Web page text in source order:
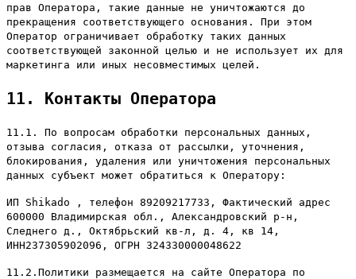
прав Оператора, такие данные не уничтожаются до
прекращения соответствующего основания. При этом
Оператор ограничивает обработку таких данных
соответствующей законной целью и не использует их для
маркетинга или иных несовместимых целей.
11. Контакты Оператора
11.1. По вопросам обработки персональных данных,
отзыва согласия, отказа от рассылки, уточнения,
блокирования, удаления или уничтожения персональных
данных субъект может обратиться к Оператору:
ИП Shikado , телефон 89209217733, Фактический адрес
600000 Владимирская обл., Александровский р-н,
Следнего д., Октябрьский кв-л, д. 4, кв 14,
ИНН237305902096, ОГРН 324330000048622
11.2.Политики размещается на сайте Оператора по